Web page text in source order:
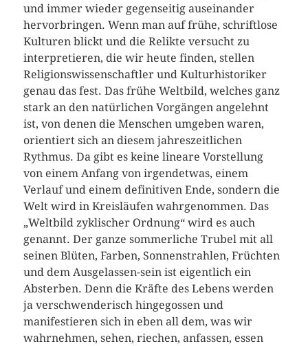
und immer wieder gegenseitig auseinander
hervorbringen. Wenn man auf frühe, schriftlose
Kulturen blickt und die Relikte versucht zu
interpretieren, die wir heute finden, stellen
Religionswissenschaftler und Kulturhistoriker
genau das fest. Das frühe Weltbild, welches ganz
stark an den natürlichen Vorgängen angelehnt
ist, von denen die Menschen umgeben waren,
orientiert sich an diesem jahreszeitlichen
Rythmus. Da gibt es keine lineare Vorstellung
von einem Anfang von irgendetwas, einem
Verlauf und einem definitiven Ende, sondern die
Welt wird in Kreisläufen wahrgenommen. Das
„Weltbild zyklischer Ordnung“ wird es auch
genannt. Der ganze sommerliche Trubel mit all
seinen Blüten, Farben, Sonnenstrahlen, Früchten
und dem Ausgelassen-sein ist eigentlich ein
Absterben. Denn die Kräfte des Lebens werden
ja verschwenderisch hingegossen und
manifestieren sich in eben all dem, was wir
wahrnehmen, sehen, riechen, anfassen, essen